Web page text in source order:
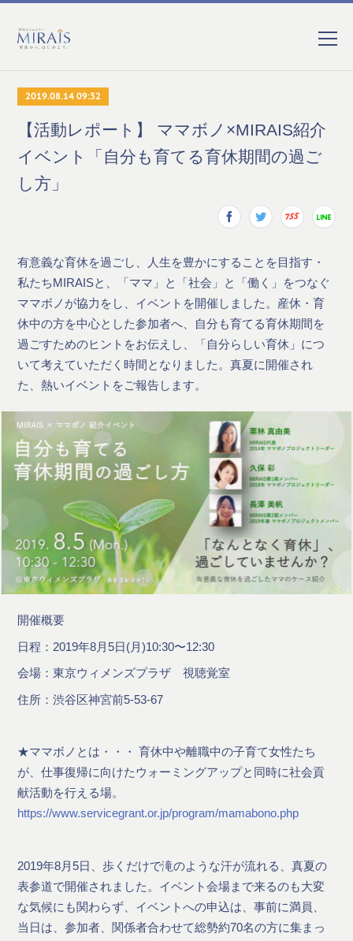
2019.08.14 09:32
【活動レポート】 ママボノ×MIRAIS紹介
イベント「自分も育てる育休期間の過ご
し方」
有意義な育休を過ごし、人生を豊かにすることを目指す・
私たちMIRAISと、「ママ」と「社会」と「働く」をつなぐ
ママボノが協力をし、イベントを開催しました。産休・育
休中の方を中心とした参加者へ、自分も育てる育休期間を
過ごすためのヒントをお伝えし、「自分らしい育休」につ
いて考えていただく時間となりました。真夏に開催され
た、熱いイベントをご報告します。
開催概要
日程：2019年8月5日(月)10:30〜12:30
会場：東京ウィメンズプラザ 視聴覚室
住所：渋谷区神宮前5-53-67
★ママボノとは・・・ 育休中や離職中の子育て女性たち
が、仕事復帰に向けたウォーミングアップと同時に社会貢
献活動を行える場。
https://www.servicegrant.or.jp/program/mamabono.php
2019年8月5日、歩くだけで滝のような汗が流れる、真夏の
表参道で開催されました。イベント会場まで来るのも大変
な気候にも関わらず、イベントへの申込は、事前に満員、
当日は、参加者、関係者合わせて総勢約70名の方に集まっ